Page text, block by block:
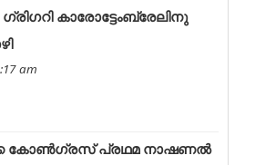
കാരോട്ടേംബ്രേലിനു
am
കോൺഗ്രസ് പ്രഥമ നാഷണൽ